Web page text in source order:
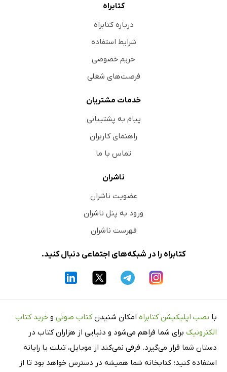
کتابراه
درباره کتابراه
شرایط استفاده
حریم خصوصی
فرصت‌های شغلی
خدمات مشتریان
پیام به پشتیبانی
راهنمای کاربران
تماس با ما
ناشران
عضویت ناشران
ورود به پنل ناشران
فهرست ناشران
کتابراه را در شبکه‌های اجتماعی دنبال کنید.
با نصب اپلیکیشن کتابراه امکان شنیدن کتاب صوتی و خرید کتاب
الکترونیک برای شما فراهم می‌شود و دنیایی از هزاران کتاب در
دستان شما قرار می‌گیرد. فرقی نمی‌کند از موبایل، تبلت یا رایانه
استفاده کنید؛ کتابخانه شما همیشه در دسترس خواهد بود تا از